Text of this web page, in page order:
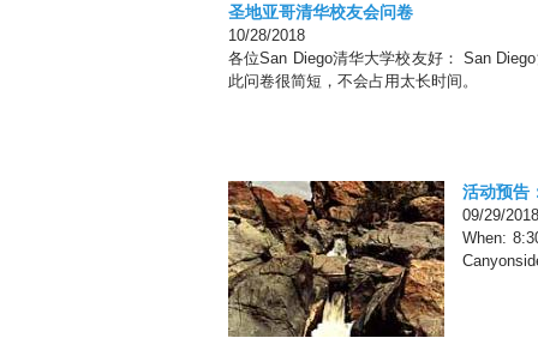
圣地亚哥清华校友会问卷
10/28/2018
各位San Diego清华大学校友好： San
此问卷很简短，不会占用太长时间。
活动预告
09/29/2018
When: